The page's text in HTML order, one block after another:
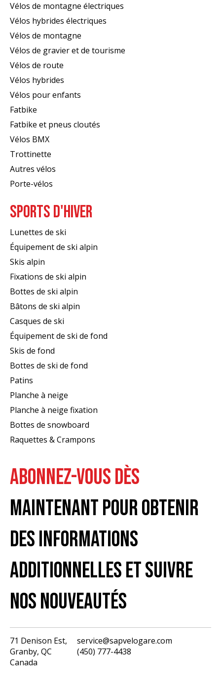
Vélos de montagne électriques
Vélos hybrides électriques
Vélos de montagne
Vélos de gravier et de tourisme
Vélos de route
Vélos hybrides
Vélos pour enfants
Fatbike
Fatbike et pneus cloutés
Vélos BMX
Trottinette
Autres vélos
Porte-vélos
SPORTS D'HIVER
Lunettes de ski
Équipement de ski alpin
Skis alpin
Fixations de ski alpin
Bottes de ski alpin
Bâtons de ski alpin
Casques de ski
Équipement de ski de fond
Skis de fond
Bottes de ski de fond
Patins
Planche à neige
Planche à neige fixation
Bottes de snowboard
Raquettes & Crampons
ABONNEZ-VOUS DÈS
MAINTENANT POUR OBTENIR
DES INFORMATIONS
ADDITIONNELLES ET SUIVRE
NOS NOUVEAUTÉS
71 Denison Est,
Granby, QC
Canada
service@sapvelogare.com
(450) 777-4438
English